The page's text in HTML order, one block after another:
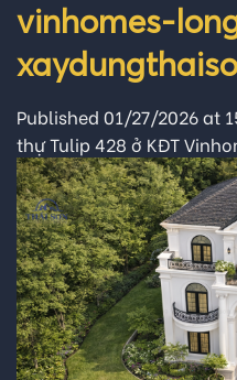
vinhomes-
Published 01/27/2026at
thự Tulip 428 ở KĐT